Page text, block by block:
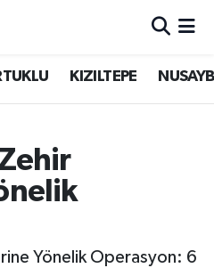
KIZILTEPE
Zehir
Yönelik Operasyon: 6
Haritası
ve Fikstür